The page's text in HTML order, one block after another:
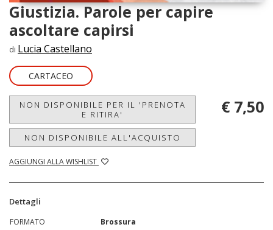
Giustizia. Parole per capire
ascoltare capirsi
di Lucia Castellano
CARTACEO
NON DISPONIBILE PER IL 'PRENOTA
E RITIRA'
NON DISPONIBILE ALL'ACQUISTO
AGGIUNGI ALLA WISHLIST
€ 7,50
Dettagli
FORMATO
Brossura